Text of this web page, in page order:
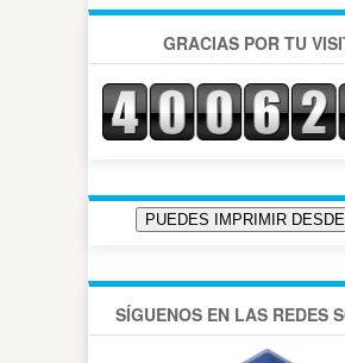
GRACIAS POR TU
SÍGUENOS EN LAS REDES